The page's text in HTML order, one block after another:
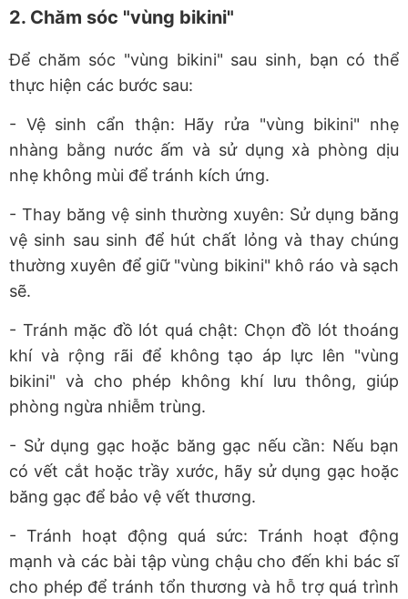
2. Chăm sóc "vùng bikini"
Để chăm sóc "vùng bikini" sau sinh, bạn có thể
thực hiện các bước sau:
- Vệ sinh cẩn thận: Hãy rửa "vùng bikini" nhẹ
nhàng bằng nước ấm và sử dụng xà phòng dịu
nhẹ không mùi để tránh kích ứng.
- Thay băng vệ sinh thường xuyên: Sử dụng băng
vệ sinh sau sinh để hút chất lỏng và thay chúng
thường xuyên để giữ "vùng bikini" khô ráo và sạch
sẽ.
- Tránh mặc đồ lót quá chật: Chọn đồ lót thoáng
khí và rộng rãi để không tạo áp lực lên "vùng
bikini" và cho phép không khí lưu thông, giúp
phòng ngừa nhiễm trùng.
- Sử dụng gạc hoặc băng gạc nếu cần: Nếu bạn
có vết cắt hoặc trầy xước, hãy sử dụng gạc hoặc
băng gạc để bảo vệ vết thương.
- Tránh hoạt động quá sức: Tránh hoạt động
mạnh và các bài tập vùng chậu cho đến khi bác sĩ
cho phép để tránh tổn thương và hỗ trợ quá trình